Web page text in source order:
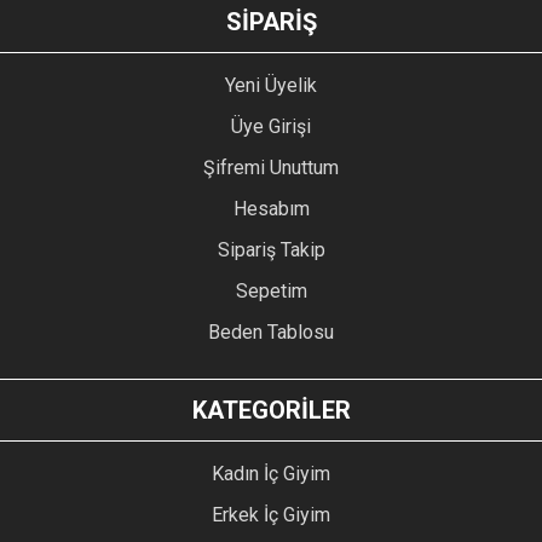
GÖNDER
SİPARİŞ
Yeni Üyelik
Üye Girişi
Şifremi Unuttum
Hesabım
Sipariş Takip
Sepetim
Beden Tablosu
KATEGORİLER
Kadın İç Giyim
Erkek İç Giyim